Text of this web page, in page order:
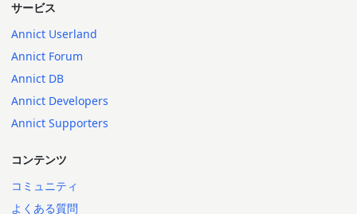
サービス
Annict Userland
Annict Forum
Annict DB
Annict Developers
Annict Supporters
コンテンツ
コミュニティ
よくある質問